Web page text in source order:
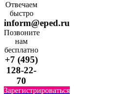
Отвечаем
быстро
inform@eped.ru
Позвоните
нам
бесплатно
+7 (495)
128-22-
70
Зарегистрироваться